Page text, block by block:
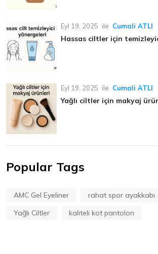
Eyl 19, 2025 ile Cumali ATLI
Hassas ciltler için
Eyl 19, 2025 ile Cumali ATLI
Yağlı ciltler için makyaj
Popular Tags
AMC Gel Eyeliner rahat spor ayakkabı
Yağlı Ciltler
kaliteli kot pantolon